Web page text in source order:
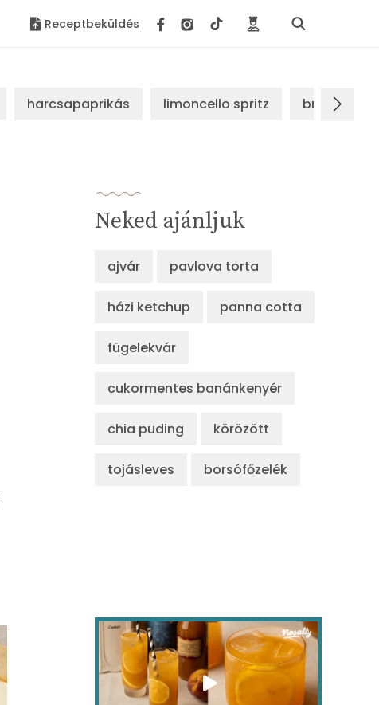
Receptbeküldés
harcsapaprikás limoncello spritz brassói
Neked ajánljuk
ajvár pavlova torta
házi ketchup panna cotta
fügelekvár
cukormentes banánkenyér
chia puding körözött
tojásleves borsófőzelék